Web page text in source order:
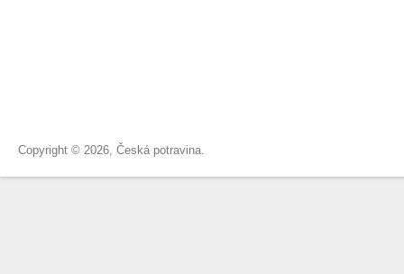
Copyright © 2026, Česká potravina.